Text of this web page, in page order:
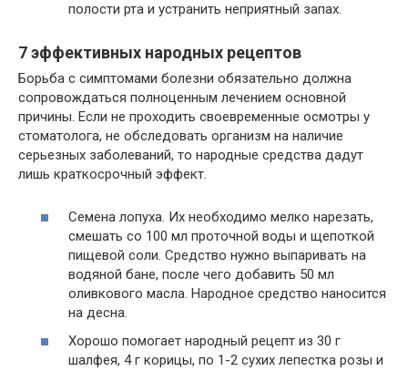
полости рта и устранить неприятный запах.
7 эффективных народных рецептов
Борьба с симптомами болезни обязательно должна
сопровождаться полноценным лечением основной
причины. Если не проходить своевременные осмотры у
стоматолога, не обследовать организм на наличие
серьезных заболеваний, то народные средства дадут
лишь краткосрочный эффект.
Семена лопуха. Их необходимо мелко нарезать,
смешать со 100 мл проточной воды и щепоткой
пищевой соли. Средство нужно выпаривать на
водяной бане, после чего добавить 50 мл
оливкового масла. Народное средство наносится
на десна.
Хорошо помогает народный рецепт из 30 г
шалфея, 4 г корицы, по 1-2 сухих лепестка розы и